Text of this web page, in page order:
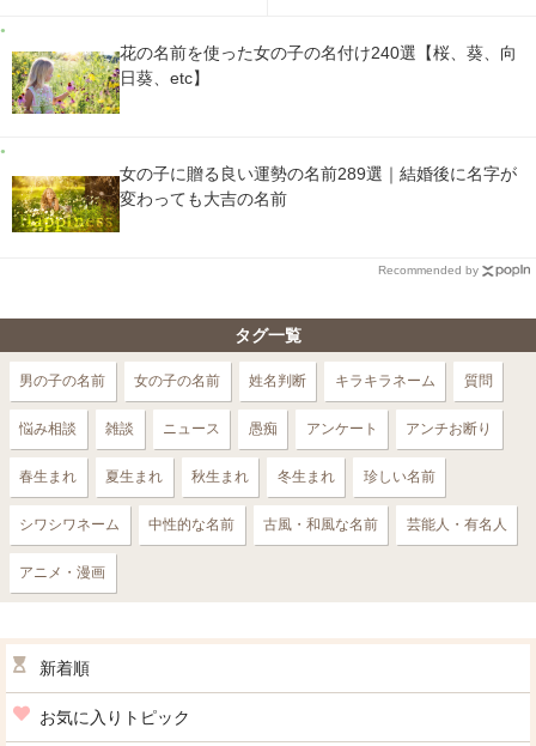
花の名前を使った女の子の名付け240選【桜、葵、向
日葵、etc】
女の子に贈る良い運勢の名前289選｜結婚後に名字が
変わっても大吉の名前
Recommended by
タグ一覧
男の子の名前 女の子の名前 姓名判断 キラキラネーム 質問
悩み相談 雑談 ニュース 愚痴 アンケート アンチお断り
春生まれ 夏生まれ 秋生まれ 冬生まれ 珍しい名前
シワシワネーム 中性的な名前 古風・和風な名前 芸能人・有名人
アニメ・漫画
新着順
お気に入りトピック